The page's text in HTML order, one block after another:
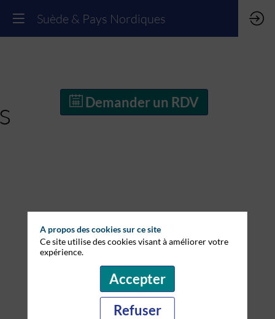
Suède & Pays Nordiques
Demander un RDV
A propos des cookies sur ce site
Ce site utilise des cookies visant à améliorer votre
expérience.
Accepter
Refuser